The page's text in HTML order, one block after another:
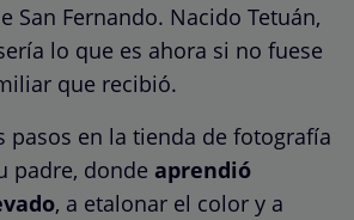
San Fernando. Nacido Tetuán,
lo que es ahora si no fuese
que recibió.
pasos en la tienda de fotografía
padre, donde aprendió
, a etalonar el color y a